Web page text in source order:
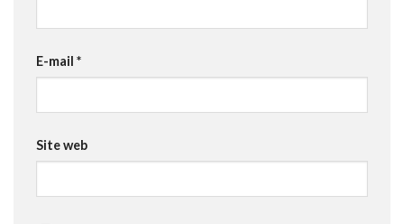
E-mail *
Site web